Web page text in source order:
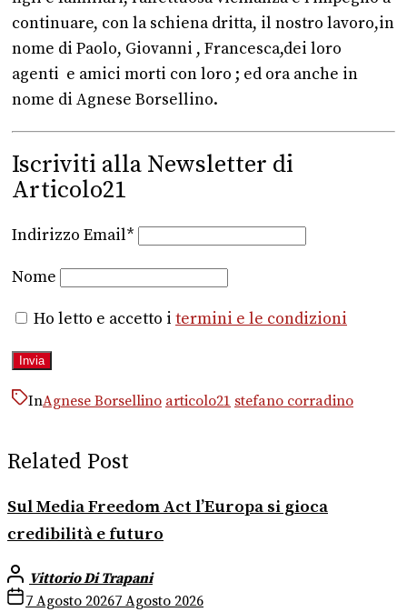
continuare, con la schiena dritta, il nostro lavoro,in
nome di Paolo, Giovanni , Francesca,dei loro
agenti e amici morti con loro ; ed ora anche in
nome di Agnese Borsellino.
Iscriviti alla Newsletter di
Articolo21
Indirizzo Email*
Nome
Ho letto e accetto i termini e le condizioni
InAgnese Borsellino articolo21 stefano corradino
Related Post
Sul Media Freedom Act l’Europa si gioca
credibilità e futuro
Vittorio Di Trapani
7 Agosto 20267 Agosto 2026